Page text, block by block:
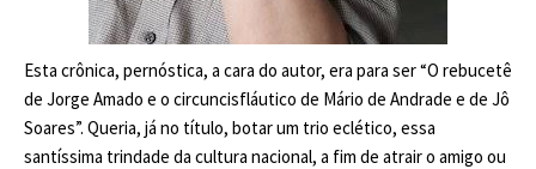
Esta crônica, pernóstica, a cara do autor, era para ser “O rebucetê
de Jorge Amado e o circuncisfláutico de Mário de Andrade e de Jô
Soares”. Queria, já no título, botar um trio eclético, essa
santíssima trindade da cultura nacional, a fim de atrair o amigo ou